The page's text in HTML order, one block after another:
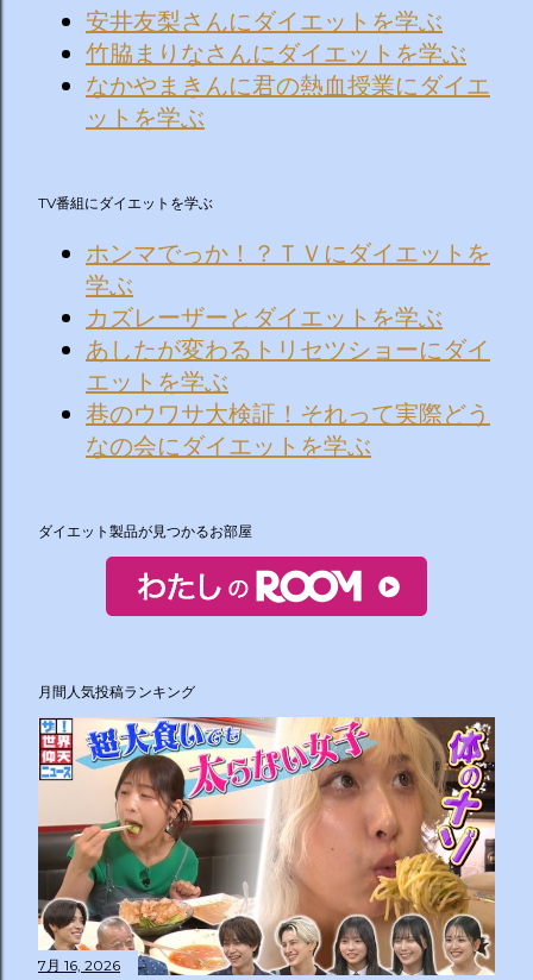
安井友梨さんにダイエットを学ぶ
竹脇まりなさんにダイエットを学ぶ
なかやまきんに君の熱血授業にダイエ
ットを学ぶ
TV番組にダイエットを学ぶ
ホンマでっか！？ＴＶにダイエットを
学ぶ
カズレーザーとダイエットを学ぶ
あしたが変わるトリセツショーにダイ
エットを学ぶ
巷のウワサ大検証！それって実際どう
なの会にダイエットを学ぶ
ダイエット製品が見つかるお部屋
月間人気投稿ランキング
7月 16, 2026